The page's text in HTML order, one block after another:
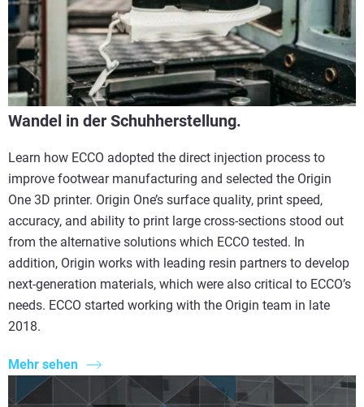
Wandel in der Schuhherstellung.
Learn how ECCO adopted the direct injection process to
improve footwear manufacturing and selected the Origin
One 3D printer. Origin One’s surface quality, print speed,
accuracy, and ability to print large cross-sections stood out
from the alternative solutions which ECCO tested. In
addition, Origin works with leading resin partners to develop
next-generation materials, which were also critical to ECCO’s
needs. ECCO started working with the Origin team in late
2018.
Mehr sehen